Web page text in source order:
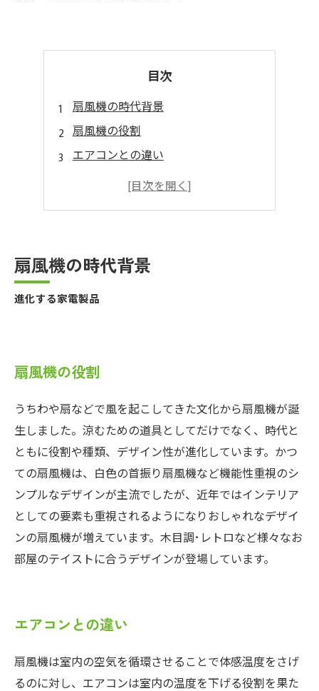
目次
扇風機の時代背景
扇風機の役割
エアコンとの違い
扇風機の種類と性能
扇風機の不用品回収
無料出張見積
まとめ
扇風機の時代背景
進化する家電製品
扇風機の役割
うちわや扇などで風を起こしてきた文化から扇風機が誕
生しました。涼むための道具としてだけでなく、時代と
ともに役割や種類、デザイン性が進化しています。かつ
ての扇風機は、白色の首振り扇風機など機能性重視のシ
ンプルなデザインが主流でしたが、近年ではインテリア
としての要素も重視されるようになりおしゃれなデザイ
ンの扇風機が増えています。木目調･レトロなど様々なお
部屋のテイストに合うデザインが登場しています。
エアコンとの違い
扇風機は室内の空気を循環させることで体感温度をさげ
るのに対し、エアコンは室内の温度を下げる役割を果た